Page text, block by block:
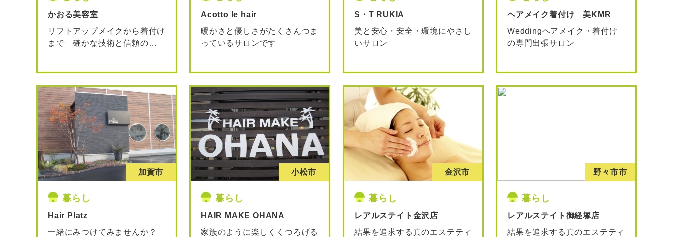
かおる美容室
リフトアップメイクから着付け
まで 確かな技術と信頼の…
Acotto le hair
暖かさと優しさがたくさんつま
っているサロンです
S・T RUKIA
美と安心・安全・環境にやさし
いサロン
ヘアメイク着付け 美KMR
Weddingヘアメイク・着付け
の専門出張サロン
加賀市
暮らし
Hair Platz
一緒にみつけてみませんか？
小松市
暮らし
HAIR MAKE OHANA
家族のように楽しくくつろげる
金沢市
暮らし
レアルステイト金沢店
結果を追求する真のエステティ
野々市市
暮らし
レアルステイト御経塚店
結果を追求する真のエステティ